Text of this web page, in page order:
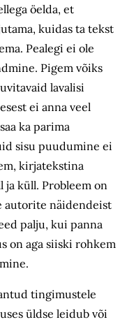
öelda, et
kuidas ta tekst
Pealegi ei ole
Pigem võiks
lavalisi
ei anna veel
ka parima
sisu puudumine ei
kirjatekstina
küll. Probleem on
autorite näidendeist
palju, kui panna
on aga siiski rohkem
tingimustele
üldse leidub või